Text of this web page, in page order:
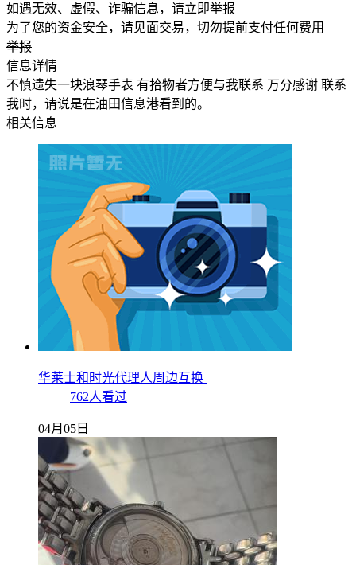
如遇无效、虚假、诈骗信息，请立即举报
为了您的资金安全，请见面交易，切勿提前支付任何费用
举报
信息详情
不慎遗失一块浪琴手表 有拾物者方便与我联系 万分感谢 联系
我时，请说是在油田信息港看到的。
相关信息
华莱士和时光代理人周边互换
762人看过
04月05日